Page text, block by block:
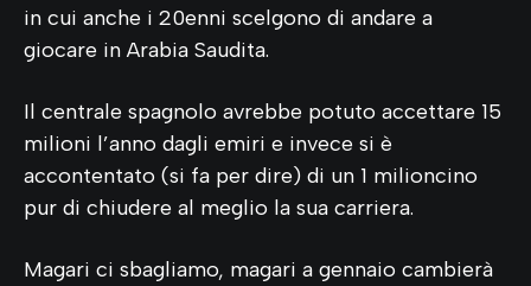
in cui anche i 20enni scelgono di andare a
giocare in Arabia Saudita.
Il centrale spagnolo avrebbe potuto accettare 15
milioni l’anno dagli emiri e invece si è
accontentato (si fa per dire) di un 1 milioncino
pur di chiudere al meglio la sua carriera.
Magari ci sbagliamo, magari a gennaio cambierà